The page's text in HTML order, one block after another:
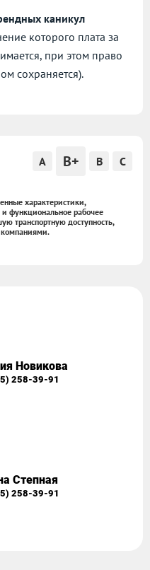
каникул
которого плата за
при этом право
сохраняется).
A B+ B C
характеристики,
функциональное рабочее
транспортную доступность,
компаниями.
Новикова
258-39-91
Степная
258-39-91